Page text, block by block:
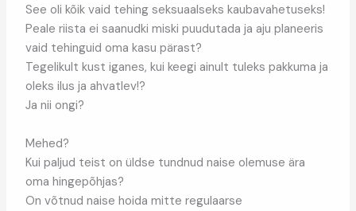
See oli kõik vaid tehing seksuaalseks kaubavahetuseks!
Peale riista ei saanudki miski puudutada ja aju planeeris
vaid tehinguid oma kasu pärast?
Tegelikult kust iganes, kui keegi ainult tuleks pakkuma ja
oleks ilus ja ahvatlev!?
Ja nii ongi?
Mehed?
Kui paljud teist on üldse tundnud naise olemuse ära
oma hingepõhjas?
On võtnud naise hoida mitte regulaarse